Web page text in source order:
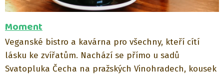
Moment
Veganské bistro a kavárna pro všechny, kteří cítí
lásku ke zvířatům. Nachází se přímo u sadů
Svatopluka Čecha na pražských Vinohradech, kousek